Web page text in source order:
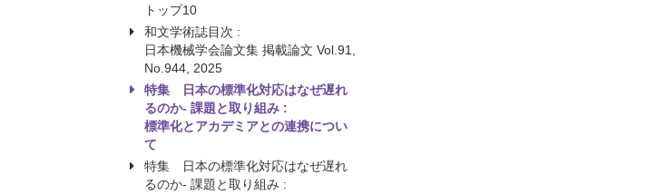
トップ10
和文学術誌目次 :
日本機械学会論文集 掲載論文 Vol.91,
No.944, 2025
特集 日本の標準化対応はなぜ遅れ
るのか- 課題と取り組み :
標準化とアカデミアとの連携につい
て
特集 日本の標準化対応はなぜ遅れ
るのか- 課題と取り組み :